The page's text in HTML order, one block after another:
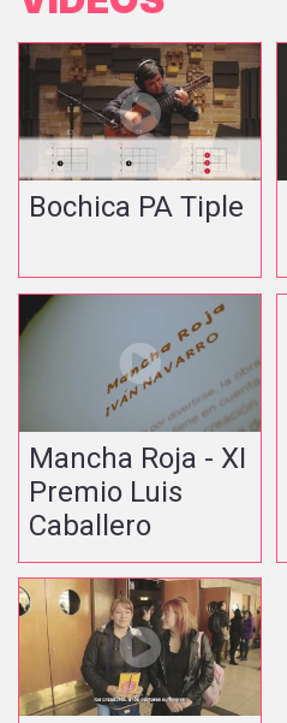
Bochica PA Tiple
Mancha Roja - XI
Premio Luis
Caballero